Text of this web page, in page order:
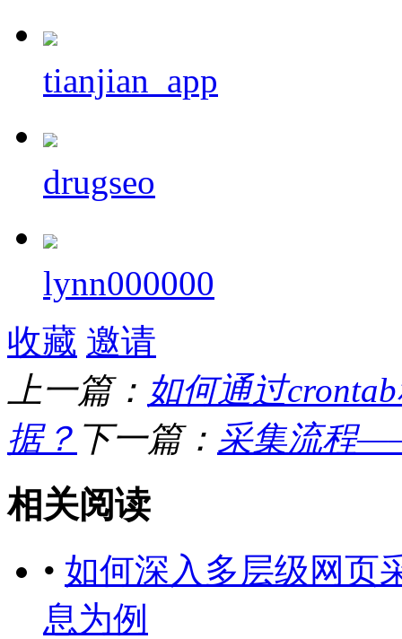
tianjian_app
drugseo
lynn000000
收藏 邀请
上一篇： 如何通过
据？ 下一篇： 采集流程
相关阅读
• 如何深入多层级网
息为例